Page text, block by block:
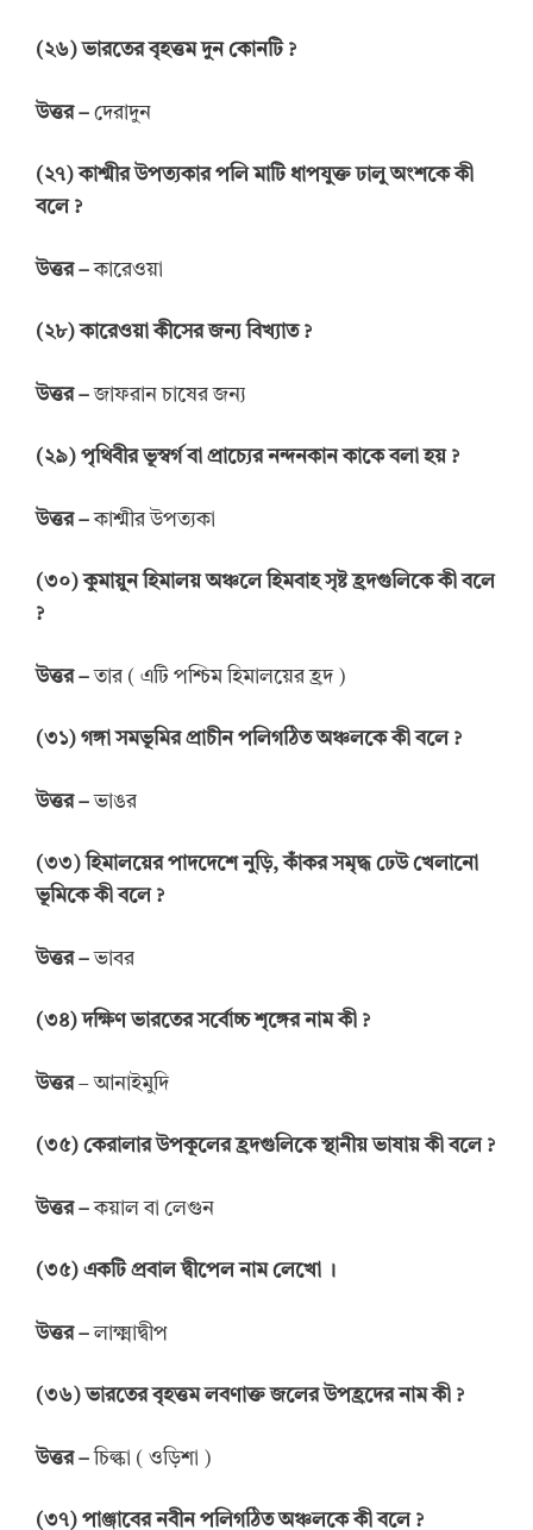
(২৬)ভারতের বৃহত্তম দুন কোনটি?
উত্তর– দেরাদুন
(২৭)কাশ্মীর উপত্যকার পলি মাটি ধাপযুক্ত ঢালু অংশকে কী
বলে?
উত্তর–কারেওয়া
(২৮)কারেওয়া কীসের জন্য বিখ্যাত?
উত্তর–জাফরান চাষের জন্য
(২৯) পৃথিবীর ভূস্বর্গ বা প্রাচ্যের নন্দনকান কাকে বলা হয় ?
উত্তর–কাশ্মীর উপত্যকা
(৩০)কুমায়ুন হিমালয় অঞ্চলে হিমবাহ সৃষ্ট হ্রদগুলিকে কী বলে
?
উত্তর–তার ( এটি পশ্চিম হিমালয়ের হ্রদ )
(৩১) গঙ্গা সমভূমির প্রাচীন পলিগঠিত অঞ্চলকে কী বলে?
উত্তর–ভাঙর
(৩৩ )হিমালয়ের পাদদেশে নুড়ি,কাঁকর সমৃদ্ধ ঢেউ খেলানো
ভূমিকে কী বলে?
উত্তর–ভাবর
(৩৪)দক্ষিণ ভারতের সর্বোচ্চ শৃঙ্গের নাম কী ?
উত্তর– আনাইমুদি
(৩৫) কেরালার উপকূলের হ্রদগুলিকে স্থানীয় ভাষায় কী বলে?
উত্তর–কয়াল বা লেগুন
(৩৫) একটি প্রবাল দ্বীপেল নাম লেখো ।
উত্তর–লাক্ষ্মাদ্বীপ
(৩৬)ভারতের বৃহত্তম লবণাক্ত জলের উপহ্রদের নাম কী ?
উত্তর–চিল্কা ( ওড়িশা )
(৩৭) পাঞ্জাবের নবীন পলিগঠিত অঞ্চলকে কী বলে?